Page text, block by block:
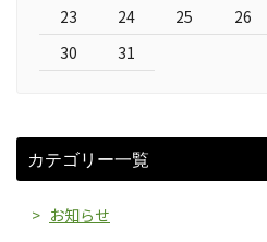
23
24 25 26
30
31
カテゴリー一覧
お知らせ